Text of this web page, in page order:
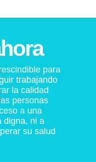
para
trabajando
la calidad
personas
a una
digna, ni a
su salud